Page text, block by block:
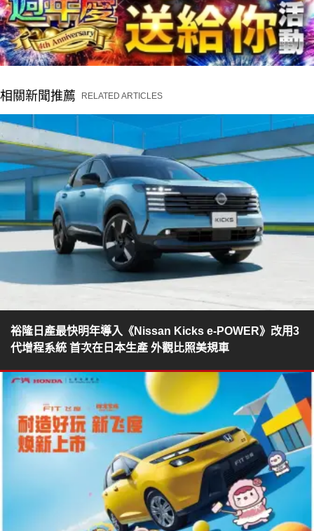
相關新聞推薦 RELATED ARTICLES
裕隆日產最快明年導入《Nissan Kicks e-POWER》改用3
代增程系統 首次在日本生產 外觀比照美規車